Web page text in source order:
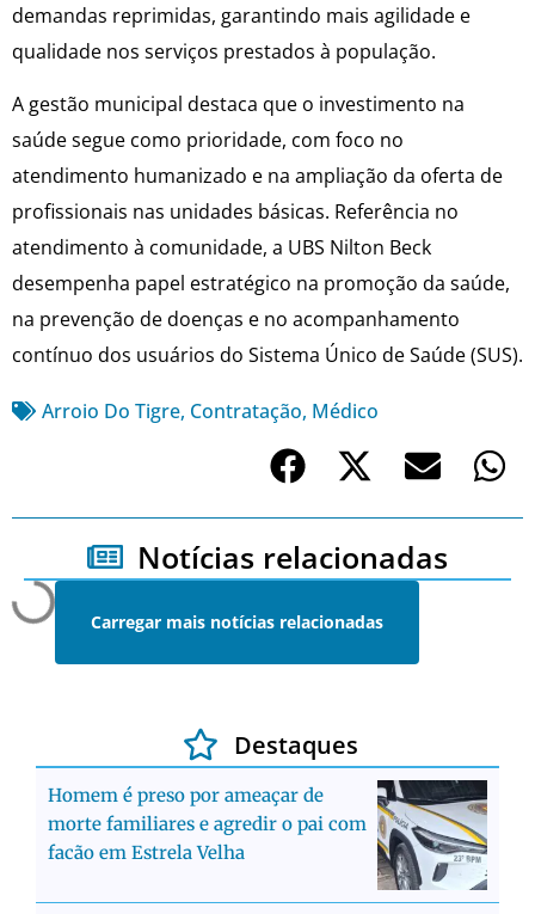
demandas reprimidas, garantindo mais agilidade e
qualidade nos serviços prestados à população.
A gestão municipal destaca que o investimento na
saúde segue como prioridade, com foco no
atendimento humanizado e na ampliação da oferta de
profissionais nas unidades básicas. Referência no
atendimento à comunidade, a UBS Nilton Beck
desempenha papel estratégico na promoção da saúde,
na prevenção de doenças e no acompanhamento
contínuo dos usuários do Sistema Único de Saúde (SUS).
Arroio Do Tigre, Contratação, Médico
Notícias relacionadas
Carregar mais notícias relacionadas
Destaques
Homem é preso por ameaçar de
morte familiares e agredir o pai com
facão em Estrela Velha